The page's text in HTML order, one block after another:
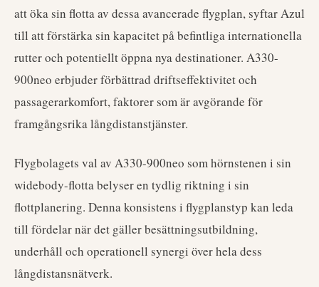
att öka sin flotta av dessa avancerade flygplan, syftar Azul
till att förstärka sin kapacitet på befintliga internationella
rutter och potentiellt öppna nya destinationer. A330-
900neo erbjuder förbättrad driftseffektivitet och
passagerarkomfort, faktorer som är avgörande för
framgångsrika långdistanstjänster.
Flygbolagets val av A330-900neo som hörnstenen i sin
widebody-flotta belyser en tydlig riktning i sin
flottplanering. Denna konsistens i flygplanstyp kan leda
till fördelar när det gäller besättningsutbildning,
underhåll och operationell synergi över hela dess
långdistansnätverk.